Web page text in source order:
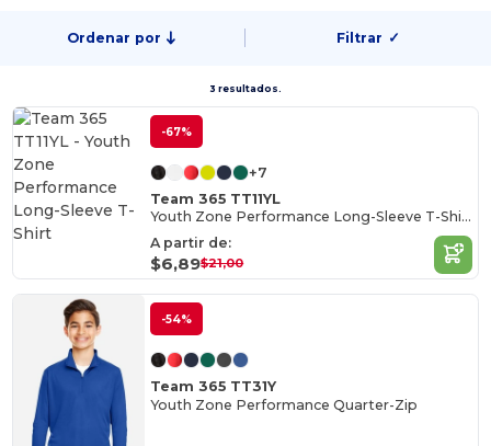
Ordenar por Filtrar ✓
3 resultados.
-67%
+7
Team 365 TT11YL
Youth Zone Performance Long-Sleeve T-Shirt
A partir de:
$6,89$21,00
-54%
Team 365 TT31Y
Youth Zone Performance Quarter-Zip